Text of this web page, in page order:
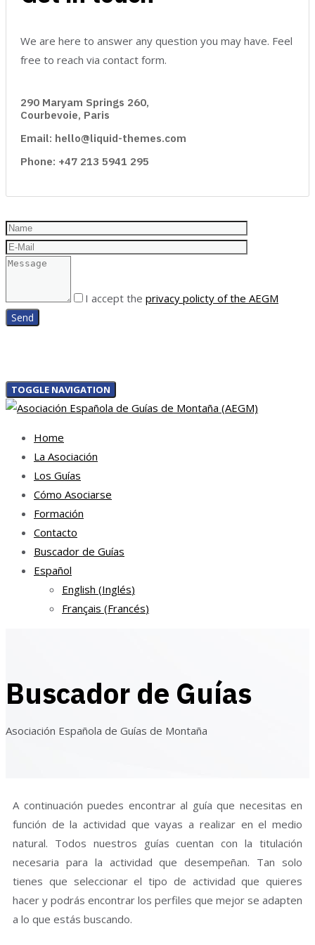
We are here to answer any question you may have. Feel
free to reach via contact form.
290 Maryam Springs 260,
Courbevoie, Paris
Email: hello@liquid-themes.com
Phone: +47 213 5941 295
I accept the privacy policty of the AEGM
TOGGLE NAVIGATION
Home
La Asociación
Los Guías
Cómo Asociarse
Formación
Contacto
Buscador de Guías
Español
English (Inglés)
Français (Francés)
Buscador de Guías
Asociación Española de Guías de Montaña
A continuación puedes encontrar al guía que necesitas en
función de la actividad que vayas a realizar en el medio
natural. Todos nuestros guías cuentan con la titulación
necesaria para la actividad que desempeñan. Tan solo
tienes que seleccionar el tipo de actividad que quieres
hacer y podrás encontrar los perfiles que mejor se adapten
a lo que estás buscando.